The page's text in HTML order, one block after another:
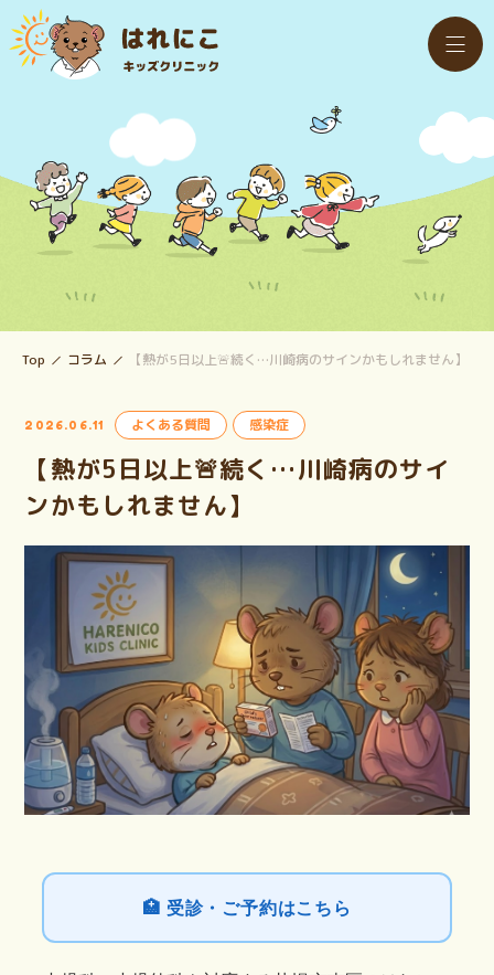
Top コラム 【熱が5日以上🚨続く…川崎病のサインかもしれません】
2026.06.11 よくある質問 感染症
【熱が5日以上🚨続く…川崎病のサイ
ンかもしれません】
🏥 受診・ご予約はこちら